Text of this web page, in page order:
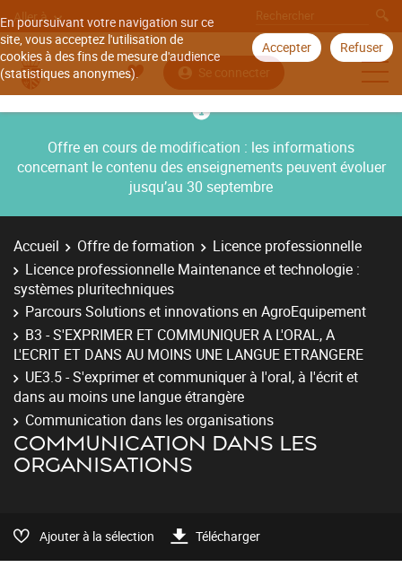
En poursuivant votre navigation sur ce
site, vous acceptez l'utilisation de
cookies à des fins de mesure d'audience
(statistiques anonymes).
Accepter Refuser
Aller à
Se connecter
Offre en cours de modification : les informations
concernant le contenu des enseignements peuvent évoluer
jusqu’au 30 septembre
Accueil Offre de formation
Licence professionnelle
Licence professionnelle Maintenance et technologie :
systèmes pluritechniques
Parcours Solutions et innovations en AgroEquipement
B3 - S'EXPRIMER ET COMMUNIQUER A L'ORAL, A
L'ECRIT ET DANS AU MOINS UNE LANGUE ETRANGERE
UE3.5 - S'exprimer et communiquer à l'oral, à l'écrit et
dans au moins une langue étrangère
Communication dans les organisations
COMMUNICATION DANS LES
ORGANISATIONS
Ajouter à la sélection Télécharger